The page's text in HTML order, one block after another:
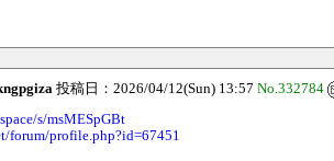
投稿日：2026/04/12(Sun) 13:57 No.332784
s/msMESpGBt
forum/profile.php?id=67451